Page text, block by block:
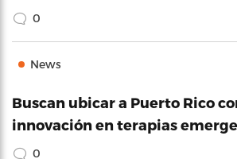
0
News
Buscan ubicar a Puerto Rico
innovación en terapias
0